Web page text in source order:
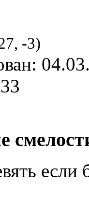
, -3)
если